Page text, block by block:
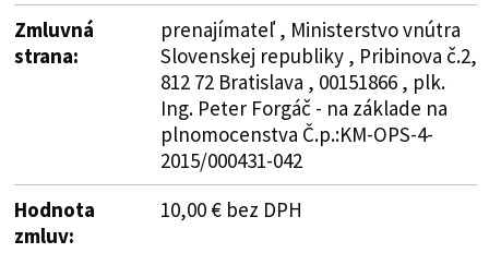
Zmluvná
strana:
prenajímateľ , Ministerstvo vnútra
Slovenskej republiky , Pribinova č.2,
812 72 Bratislava , 00151866 , plk.
Ing. Peter Forgáč - na základe na
plnomocenstva Č.p.:KM-OPS-4-
2015/000431-042
Hodnota
zmluv:
10,00 € bez DPH